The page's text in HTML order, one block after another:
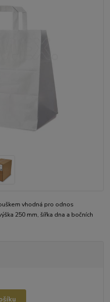
vhodná pro odnos
250 mm, šířka dna a bočních